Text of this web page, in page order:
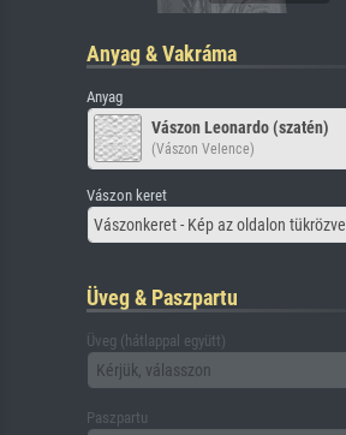
Anyag & Vakráma
Anyag
Vászon Leonardo (szatén)
(Vászon Velence)
Vászon keret
Vászonkeret - Kép az oldalon tükrözve
Üveg & Paszpartu
Üveg (hátlappal együtt)
Kérjük, válasszon
Paszpartu